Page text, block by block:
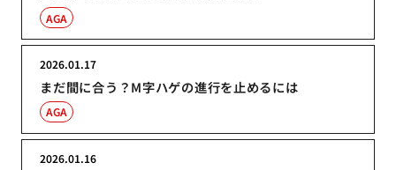
AGA
まだ間に合う？M字ハゲの進行を止めるには
2026.01.17
AGA
2026.01.16